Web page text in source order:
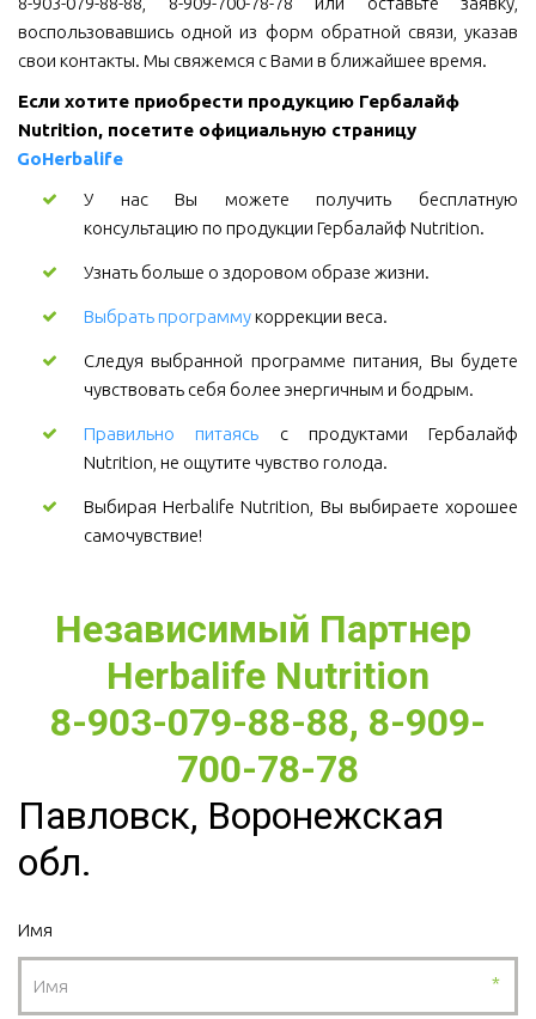
воспользовавшись одной из форм обратной связи, указав
свои контакты. Мы свяжемся с Вами в ближайшее время.
Если хотите приобрести продукцию Гербалайф
GoHerbalife
У нас Вы можете получить бесплатную
консультацию по продукции Гербалайф Nutrition.
Узнать больше о здоровом образе жизни.
Выбрать программукоррекции веса.
Следуя выбранной программе питания, Вы будете
чувствовать себя более энергичным и бодрым.
Правильно питаясь с продуктами Гербалайф
Nutrition, не ощутите чувство голода.
Выбирая Herbalife Nutrition, Вы выбираете хорошее
самочувствие!
Независимый Партнер
Herbalife Nutrition
8-903-079-88-88, 8-909-
700-78-78
Павловск, Воронежская
обл.
Имя
*